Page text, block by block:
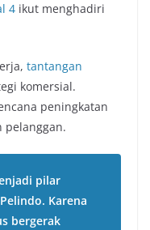
4 ikut menghadiri
tantangan
komersial.
peningkatan
pelanggan.
pilar
Karena
bergerak